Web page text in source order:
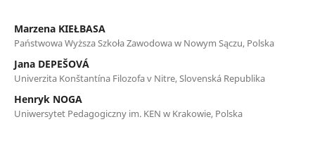
Marzena KIEŁBASA
Państwowa Wyższa Szkoła Zawodowa w Nowym Sączu, Polska
Jana DEPEŠOVÁ
Univerzita Konštantína Filozofa v Nitre, Slovenská Republika
Henryk NOGA
Uniwersytet Pedagogiczny im. KEN w Krakowie, Polska